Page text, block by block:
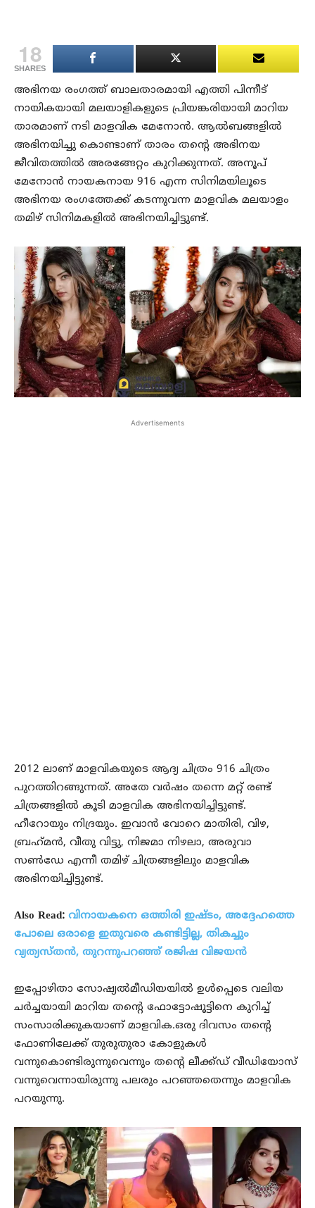
18
SHARES
അഭിനയ രംഗത്ത് ബാലതാരമായി എത്തി പിന്നീട്
നായികയായി മലയാളികളുടെ പ്രിയങ്കരിയായി മാറിയ
താരമാണ് നടി മാളവിക മേനോന്‍. ആല്‍ബങ്ങളില്‍
അഭിനയിച്ചു കൊണ്ടാണ് താരം തന്റെ അഭിനയ
ജീവിതത്തില്‍ അരങ്ങേറ്റം കുറിക്കുന്നത്. അനൂപ്
മേനോന്‍ നായകനായ 916 എന്ന സിനിമയിലൂടെ
അഭിനയ രംഗത്തേക്ക് കടന്നുവന്ന മാളവിക മലയാളം
തമിഴ് സിനിമകളില്‍ അഭിനയിച്ചിട്ടുണ്ട്.
Advertisements
2012 ലാണ് മാളവികയുടെ ആദ്യ ചിത്രം 916 ചിത്രം
പുറത്തിറങ്ങുന്നത്. അതേ വര്‍ഷം തന്നെ മറ്റ് രണ്ട്
ചിത്രങ്ങളില്‍ കൂടി മാളവിക അഭിനയിച്ചിട്ടുണ്ട്.
ഹീറോയും നിദ്രയും. ഇവാന്‍ വോറെ മാതിരി, വിഴ,
ബ്രഹ്‌മന്‍, വീതു വിട്ടു, നിജമാ നിഴലാ, അരുവാ
സണ്‍ഡേ എന്നീ തമിഴ് ചിത്രങ്ങളിലും മാളവിക
അഭിനയിച്ചിട്ടുണ്ട്.
Also Read: വിനായകനെ ഒത്തിരി ഇഷ്ടം, അദ്ദേഹത്തെ
പോലെ ഒരാളെ ഇതുവരെ കണ്ടിട്ടില്ല, തികച്ചും
വ്യത്യസ്തന്‍, തുറന്നുപറഞ്ഞ് രജിഷ വിജയന്‍
ഇപ്പോഴിതാ സോഷ്യല്‍മീഡിയയില്‍ ഉള്‍പ്പെടെ വലിയ
ചര്‍ച്ചയായി മാറിയ തന്റെ ഫോട്ടോഷൂട്ടിനെ കുറിച്ച്
സംസാരിക്കുകയാണ് മാളവിക.ഒരു ദിവസം തന്റെ
ഫോണിലേക്ക് തുരുതുരാ കോളുകള്‍
വന്നുകൊണ്ടിരുന്നുവെന്നും തന്റെ ലീക്ക്ഡ് വീഡിയോസ്
വന്നുവെന്നായിരുന്നു പലരും പറഞ്ഞതെന്നും മാളവിക
പറയുന്നു.